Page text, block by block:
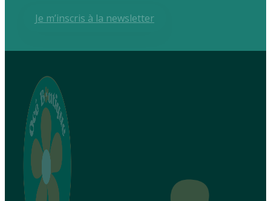
Je m’inscris à la newsletter